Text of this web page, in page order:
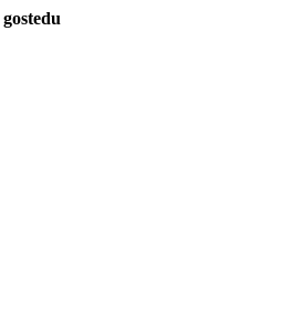
gostedu